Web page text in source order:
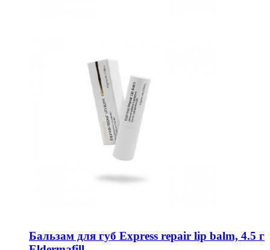
Бальзам для губ Express repair lip balm, 4.5 г